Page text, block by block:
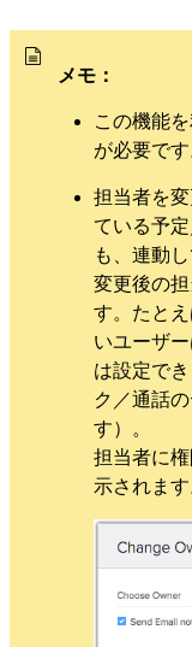
メモ：
この機能を
が必要です
担当者を
ている予
も、連動
変更後の
す。たと
いユーザ
は設定で
ク／通話
す）。
担当者に
示されます